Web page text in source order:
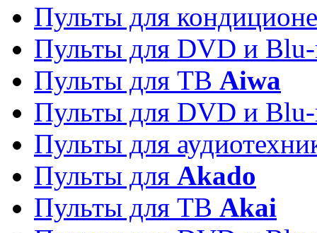
Пульты для
Пульты для DVD и
Пульты для ТВ Aiwa
Пульты для DVD и
Пульты для
Пульты для Akado
Пульты для ТВ Akai